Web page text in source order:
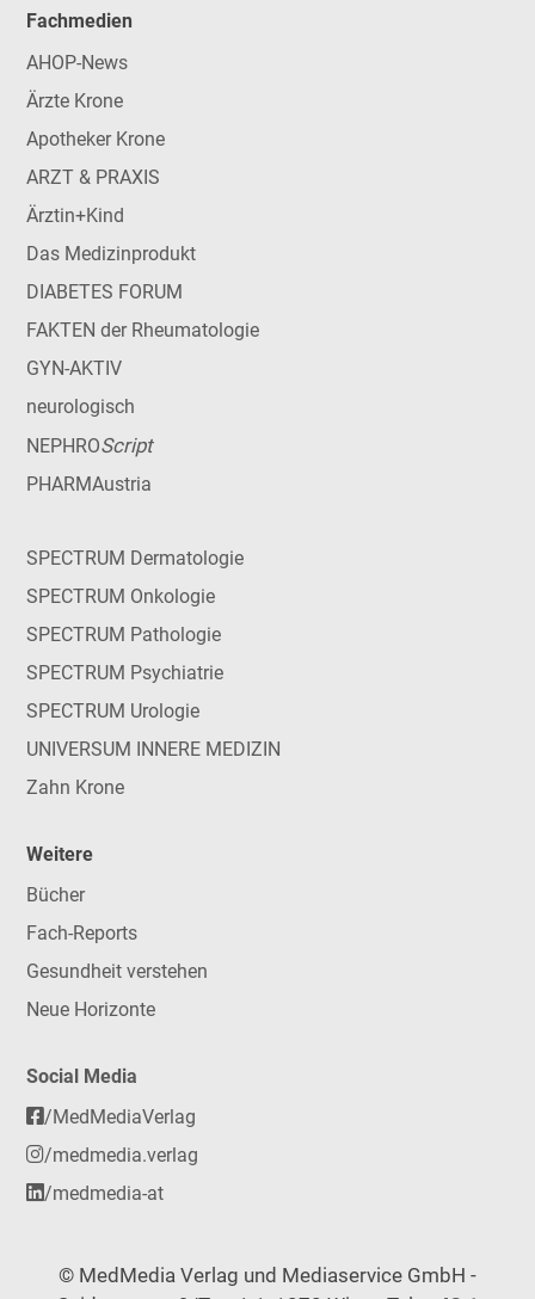
Fachmedien
AHOP-News
Ärzte Krone
Apotheker Krone
ARZT & PRAXIS
Ärztin+Kind
Das Medizinprodukt
DIABETES FORUM
FAKTEN der Rheumatologie
GYN-AKTIV
neurologisch
NEPHROScript
PHARMAustria
SPECTRUM Dermatologie
SPECTRUM Onkologie
SPECTRUM Pathologie
SPECTRUM Psychiatrie
SPECTRUM Urologie
UNIVERSUM INNERE MEDIZIN
Zahn Krone
Weitere
Bücher
Fach-Reports
Gesundheit verstehen
Neue Horizonte
Social Media
/MedMediaVerlag
/medmedia.verlag
/medmedia-at
© MedMedia Verlag und Mediaservice GmbH -